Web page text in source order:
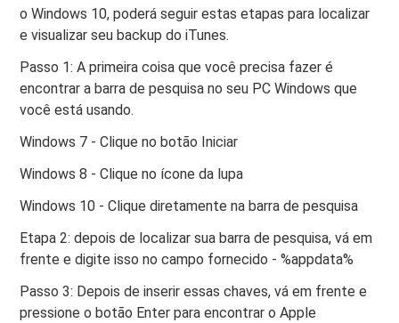
o Windows 10, poderá seguir estas etapas para localizar
e visualizar seu backup do iTunes.
Passo 1: A primeira coisa que você precisa fazer é
encontrar a barra de pesquisa no seu PC Windows que
você está usando.
Windows 7 - Clique no botão Iniciar
Windows 8 - Clique no ícone da lupa
Windows 10 - Clique diretamente na barra de pesquisa
Etapa 2: depois de localizar sua barra de pesquisa, vá em
frente e digite isso no campo fornecido - %appdata%
Passo 3: Depois de inserir essas chaves, vá em frente e
pressione o botão Enter para encontrar o Apple